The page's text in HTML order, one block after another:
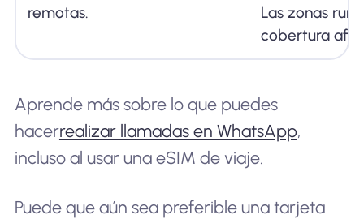
remotas.
Las zonas
cobertura
Aprende más sobre lo que puedes
hacerrealizar llamadas en WhatsApp,
incluso al usar una eSIM de viaje.
Puede que aún sea preferible una tarjeta